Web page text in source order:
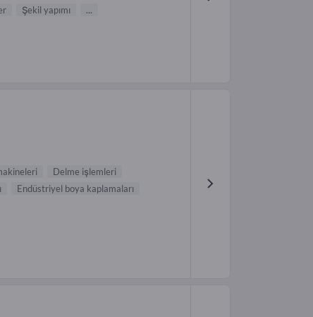
Şekil yapımı ...
Delme işlemleri
Endüstriyel boya kaplamaları